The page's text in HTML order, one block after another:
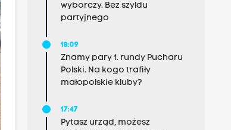
wyborczy. Bez szyldu
partyjnego
18:09
Znamy pary 1. rundy Pucharu
Polski. Na kogo trafiły
małopolskie kluby?
17:47
Pytasz urząd, możesz